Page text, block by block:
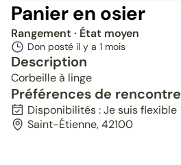
Panier en osier
Rangement · État moyen
Don posté il y a 1 mois
Description
Corbeille à linge
Préférences de rencontre
Disponibilités : Je suis flexible
Saint-Étienne, 42100